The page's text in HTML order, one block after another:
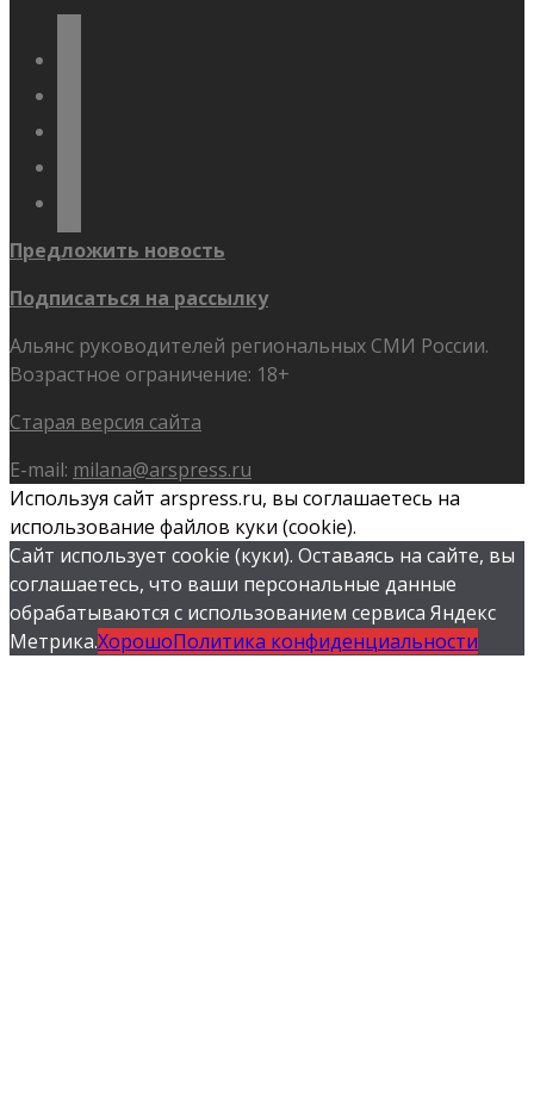
Предложить новость
Подписаться на рассылку
Альянс руководителей региональных СМИ России.
Возрастное ограничение: 18+
Старая версия сайта
E-mail: milana@arspress.ru
Используя сайт arspress.ru, вы соглашаетесь на
использование файлов куки (cookie).
Сайт использует cookie (куки). Оставаясь на сайте, вы
соглашаетесь, что ваши персональные данные
обрабатываются с использованием сервиса Яндекс
Метрика.ХорошоПолитика конфиденциальности